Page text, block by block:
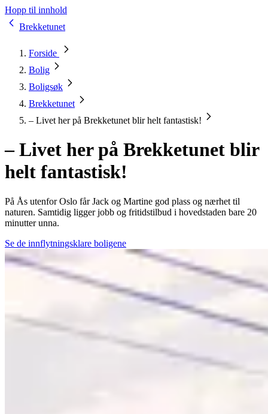
Hopp til innhold
Brekketunet
Forside
Bolig
Boligsøk
Brekketunet
– Livet her på Brekketunet blir helt fantastisk!
– Livet her på Brekketunet blir
helt fantastisk!
På Ås utenfor Oslo får Jack og Martine god plass og nærhet til
naturen. Samtidig ligger jobb og fritidstilbud i hovedstaden bare 20
minutter unna.
Se de innflytningsklare boligene